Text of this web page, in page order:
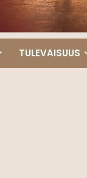
TULEVAISUUS